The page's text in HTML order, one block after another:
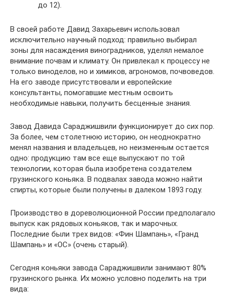
до 12).
В своей работе Давид Захарьевич использовал
исключительно научный подход: правильно выбирал
зоны для насаждения виноградников, уделял немалое
внимание почвам и климату. Он привлекал к процессу не
только виноделов, но и химиков, агрономов, почвоведов.
На его заводе присутствовали и европейские
консультанты, помогавшие местным освоить
необходимые навыки, получить бесценные знания.
Завод Давида Сараджишвили функционирует до сих пор.
За более, чем столетнюю историю, он неоднократно
менял названия и владельцев, но неизменным остается
одно: продукцию там все еще выпускают по той
технологии, которая была изобретена создателем
грузинского коньяка. В подвалах завода можно найти
спирты, которые были получены в далеком 1893 году.
Производство в дореволюционной России предполагало
выпуск как рядовых коньяков, так и марочных.
Последние были трех видов: «Фин Шампань», «Гранд
Шампань» и «ОС» (очень старый).
Сегодня коньяки завода Сараджишвили занимают 80%
грузинского рынка. Их можно условно поделить на три
вида: